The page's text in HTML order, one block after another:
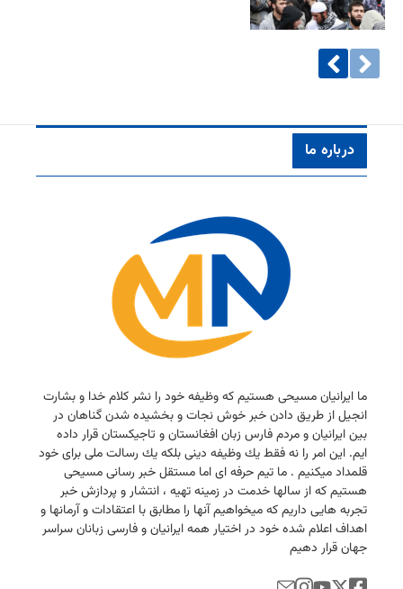
درباره ما
ما ایرانیان مسیحی هستیم كه وظیفه خود را نشر كلام خدا و بشارت
انجیل از طریق دادن خبر خوش نجات و بخشیده شدن گناهان در
بین ایرانیان و مردم فارس زبان افغانستان و تاجیكستان قرار داده
ایم. این امر را نه فقط یك وظیفه دینی بلكه یك رسالت ملی برای خود
قلمداد میكنیم . ما تیم حرفه ای اما مستقل خبر رسانی مسیحی
هستیم كه از سالها خدمت در زمینه تهیه ، انتشار و پردازش خبر
تجربه هایی داریم كه میخواهیم آنها را مطابق با اعتقادات و آرمانها و
اهداف اعلام شده خود در اختیار همه ایرانیان و فارسی زبانان سراسر
جهان قرار دهیم